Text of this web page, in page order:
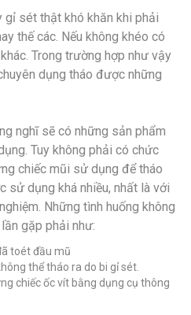
gỉ sét thật khó khăn khi phải
thế các. Nếu không khéo có
Trong trường hợp như vậy
dụng tháo được những
nghĩ sẽ có những sản phẩm
Tuy không phải có chức
chiếc mũi sử dụng để tháo
sử dụng khá nhiều, nhất là với
Những tình huống không
gặp phải như:
toét đầu mũ
thể tháo ra do bi gỉ sét.
chiếc ốc vít bằng dụng cụ thông